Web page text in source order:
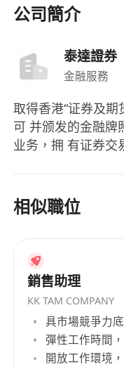
提出疑慮與改善
Bloomberg、
備基本財務建
公司簡介
泰達證券
金融服務
取得香港“证券及期
可 并颁发的金融牌
业务，拥 有证券交
核心机构，涉及国
行、农商行、基金
伍，团队成员拥有
曾分别任职于中资
洲、民银资本、农
际 、联储证券国
外情况，从而 能
制服务。
相似職位
銷售助理
KK TAM COMPANY
具市場競爭力
彈性工作時間
開放工作環境